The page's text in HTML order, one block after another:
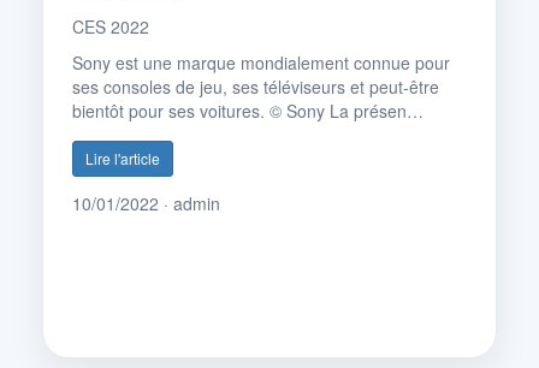
CES 2022
Sony est une marque mondialement connue pour
ses consoles de jeu, ses téléviseurs et peut-être
bientôt pour ses voitures. © Sony La présen…
Lire l'article
10/01/2022 · admin